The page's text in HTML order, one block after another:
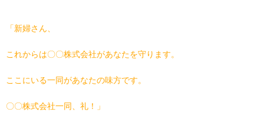
「新婦さん、
これからは〇〇株式会社があなたを守ります。
ここにいる一同があなたの味方です。
〇〇株式会社一同、礼！」